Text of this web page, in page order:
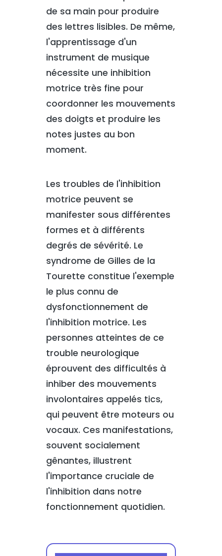
de sa main pour produire
des lettres lisibles. De même,
l'apprentissage d'un
instrument de musique
nécessite une inhibition
motrice très fine pour
coordonner les mouvements
des doigts et produire les
notes justes au bon
moment.
Les troubles de l'inhibition
motrice peuvent se
manifester sous différentes
formes et à différents
degrés de sévérité. Le
syndrome de Gilles de la
Tourette constitue l'exemple
le plus connu de
dysfonctionnement de
l'inhibition motrice. Les
personnes atteintes de ce
trouble neurologique
éprouvent des difficultés à
inhiber des mouvements
involontaires appelés tics,
qui peuvent être moteurs ou
vocaux. Ces manifestations,
souvent socialement
gênantes, illustrent
l'importance cruciale de
l'inhibition dans notre
fonctionnement quotidien.